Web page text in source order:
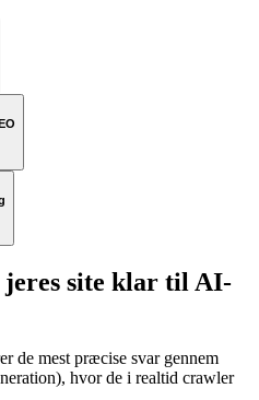
jeres site klar til AI-
de mest præcise svar gennem
hvor de i realtid crawler